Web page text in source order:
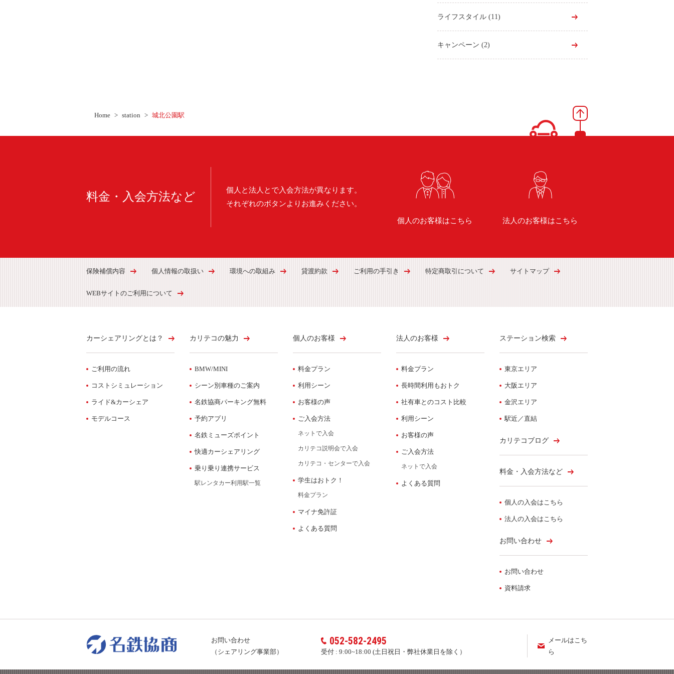
ライフスタイル (11)
キャンペーン (2)
Home station 城北公園駅
料金・入会方法など
個人と法人とで入会方法が異なります。
それぞれのボタンよりお進みください。
個人のお客様はこちら 法人のお客様はこちら
保険補償内容 個人情報の取扱い 環境への取組み 貸渡約款 ご利用の手引き 特定商取引について サイトマップ
WEBサイトのご利用について
カーシェアリングとは？
ご利用の流れ
コストシミュレーション
ライド&カーシェア
モデルコース
カリテコの魅力
BMW/MINI
シーン別車種のご案内
名鉄協商パーキング無料
予約アプリ
名鉄ミューズポイント
快適カーシェアリング
乗り乗り連携サービス
駅レンタカー利用駅一覧
個人のお客様
料金プラン
利用シーン
お客様の声
ご入会方法
ネットで入会
カリテコ説明会で入会
カリテコ・センターで入会
学生はおトク！
料金プラン
マイナ免許証
よくある質問
法人のお客様
料金プラン
長時間利用もおトク
社有車とのコスト比較
利用シーン
お客様の声
ご入会方法
ネットで入会
よくある質問
ステーション検索
東京エリア
大阪エリア
金沢エリア
駅近／直結
カリテコブログ
料金・入会方法など
個人の入会はこちら
法人の入会はこちら
お問い合わせ
お問い合わせ
資料請求
お問い合わせ
（シェアリング事業部）
052-582-2495
受付 : 9:00~18:00 (土日祝日・弊社休業日を除く）
メールはこち
ら